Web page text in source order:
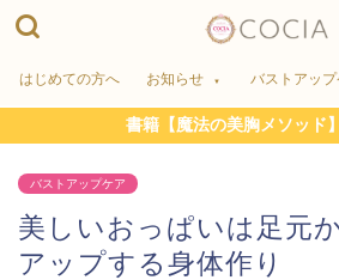
はじめての方へ お知らせ バストアップ
書籍【魔法の美胸メソッド
バストアップケア
美しいおっぱいは足元
アップする身体作り